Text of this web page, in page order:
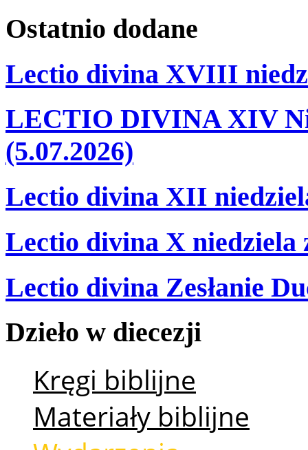
Ostatnio dodane
Lectio divina XVIII
LECTIO DIVINA XIV
(5.07.2026)
Lectio divina XII
Lectio divina X niedziela
Lectio divina Zesłanie
Dzieło w diecezji
Kręgi biblijne
Materiały biblijne